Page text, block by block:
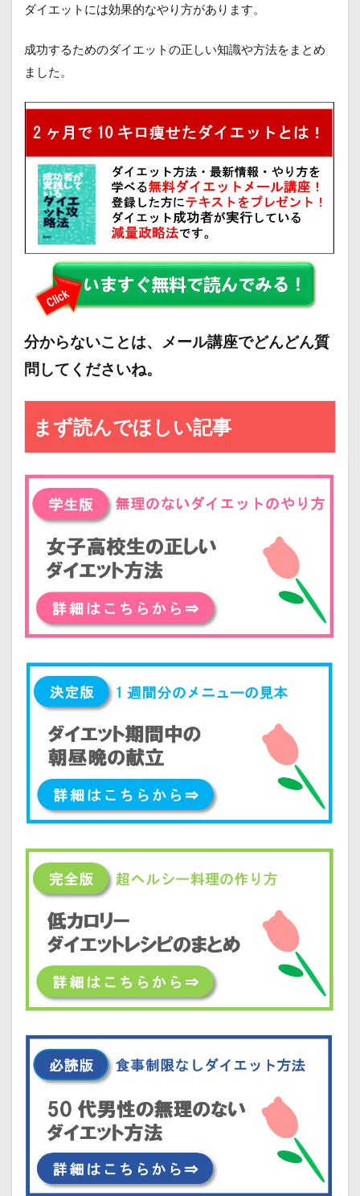
ダイエットには効果的なやり方があります。
成功するためのダイエットの正しい知識や方法をまとめ
ました。
分からないことは、メール講座でどんどん質
問してくださいね。
まず読んでほしい記事